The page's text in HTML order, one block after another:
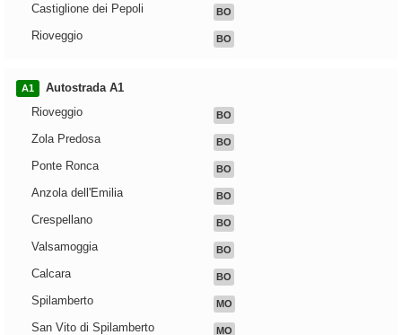
Castiglione dei Pepoli
BO
Rioveggio BO
A1
Autostrada A1
Rioveggio
BO
Zola Predosa BO
Ponte Ronca BO
Anzola dell'Emilia BO
Crespellano BO
Valsamoggia BO
Calcara BO
Spilamberto MO
San Vito di Spilamberto MO